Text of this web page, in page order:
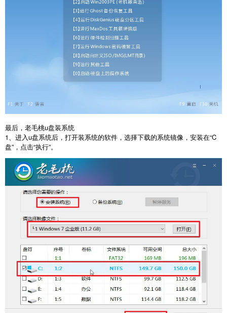
最后，老毛桃u盘装系统
1
、进入u盘系统后，打开装系统的软件，选择下载的系统镜像，安装在“C
盘” ，点击“执行”。